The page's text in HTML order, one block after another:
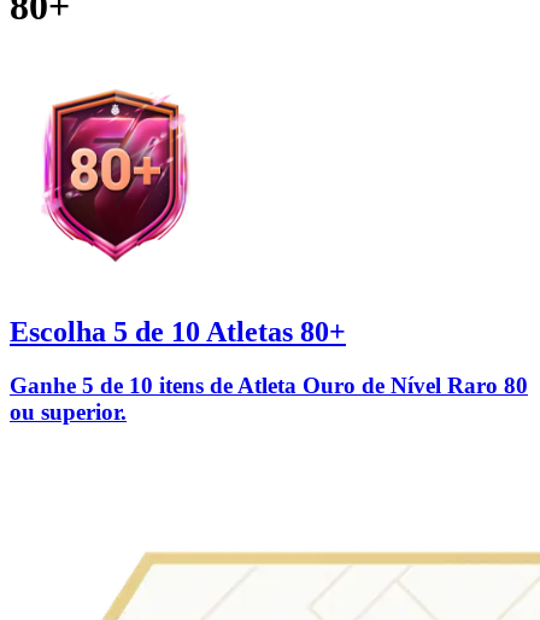
Escolha 5 de 10 Atletas 80+
Ganhe 5 de 10 itens de Atleta Ouro de Nível Raro 80
ou superior.